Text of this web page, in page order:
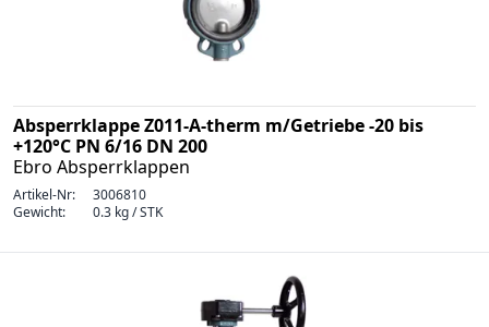
Absperrklappe Z011-A-therm m/Getriebe -20 bis
+120°C PN 6/16 DN 200
Ebro Absperrklappen
Artikel-Nr:
3006810
Gewicht:
0.3 kg / STK